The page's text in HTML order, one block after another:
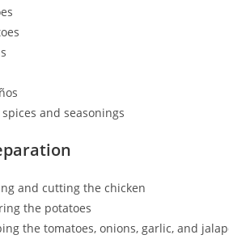
and seasonings
and cutting the chicken
the potatoes
the tomatoes, onions, garlic, and